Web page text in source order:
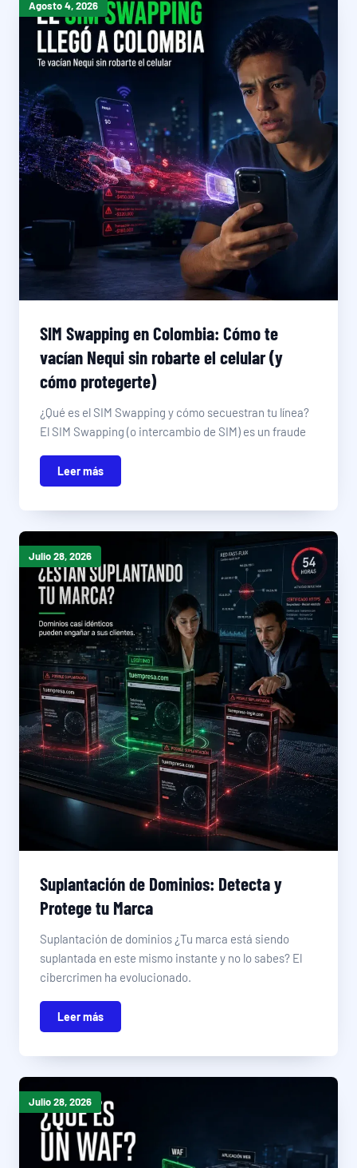
Agosto 4, 2026
SIM Swapping en Colombia: Cómo te
vacían Nequi sin robarte el celular (y
cómo protegerte)
¿Qué es el SIM Swapping y cómo secuestran tu línea?
El SIM Swapping (o intercambio de SIM) es un fraude
Leer más
Julio 28, 2026
Suplantación de Dominios: Detecta y
Protege tu Marca
Suplantación de dominios ¿Tu marca está siendo
suplantada en este mismo instante y no lo sabes? El
cibercrimen ha evolucionado.
Leer más
Julio 28, 2026